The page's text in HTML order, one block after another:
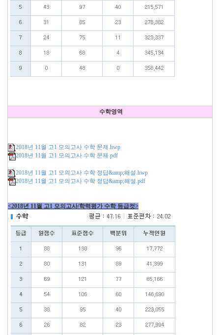
수학영역
2018년 11월 고1 모의고사 수학 문제.hwp
2018년 11월 고1 모의고사 수학 문제.pdf
2018년 11월 고1 모의고사 수학 정답&amp;해설.hwp
2018년 11월 고1 모의고사 수학 정답&amp;해설.pdf
<2018년 11월 고1 모의고사/학력평가 수학 등급컷>